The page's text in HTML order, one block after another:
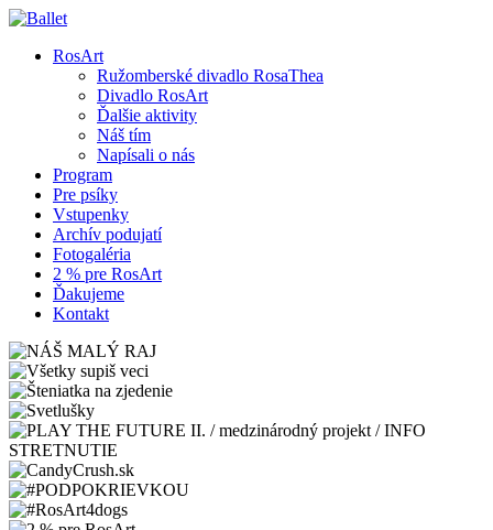
RosArt
Ružomberské divadlo RosaThea
Divadlo RosArt
Ďalšie aktivity
Náš tím
Napísali o nás
Program
Pre psíky
Vstupenky
Archív podujatí
Fotogaléria
2 % pre RosArt
Ďakujeme
Kontakt